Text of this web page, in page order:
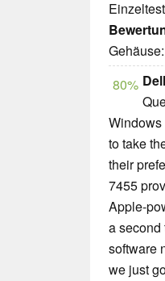
80%
Windows
to take
their
7455
Apple-
a second
software
we just